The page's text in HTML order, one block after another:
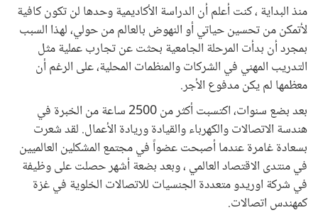
منذ البداية ، كنت أعلم أن الدراسة الأكاديمية وحدها لن تكون كافية
لأتمكن من تحسين حياتي أو النهوض بالعالم من حولي، لهذا السبب
بمجرد أن بدأت المرحلة الجامعية بحثت عن تجارب عملية مثل
التدريب المهني في الشركات والمنظمات المحلية، على الرغم أن
معظمها لم يكن مدفوع الأجر.
بعد بضع سنوات، اكتسبت أكثر من 2500 ساعة من الخبرة في
هندسة الاتصالات والكهرباء والقيادة وريادة الأعمال. لقد شعرت
بسعادة غامرة عندما أصبحت عضواً في مجتمع المشكلين العالميين
في منتدى الاقتصاد العالمي ، وبعد بضعة أشهر حصلت على وظيفة
في شركة اوريدو متعددة الجنسيات للاتصالات الخلوية في غزة
كمهندس اتصالات.